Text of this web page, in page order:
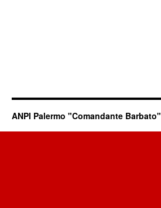
ANPI Palermo "Comandante Barbato"